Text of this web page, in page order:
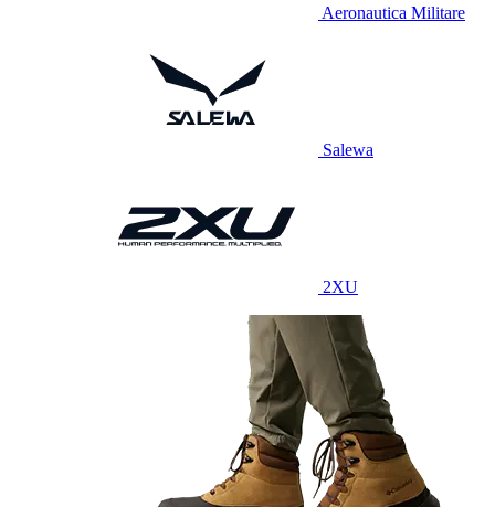
Aeronautica Militare
Salewa
2XU